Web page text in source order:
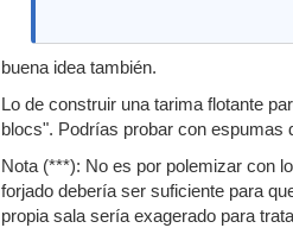
buena idea también.
Lo de construir una tarima flotante
blocs". Podrías probar con espumas
Nota (***): No es por polemizar con
forjado debería ser suficiente para
propia sala sería exagerado para